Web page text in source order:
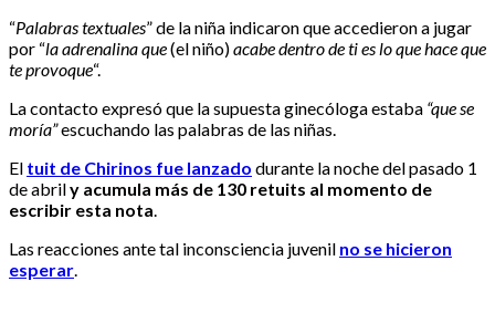
“Palabras textuales” de la niña indicaron que accedieron a jugar
por “la adrenalina que(el niño)acabe dentro de ti es lo que hace que
te provoque“.
La contacto expresó que la supuesta ginecóloga estaba “que se
moría”escuchando las palabras de las niñas.
El tuit de Chirinos fue lanzado durante la noche del pasado 1
de abrily acumula más de 130 retuits al momento de
escribir esta nota.
Las reacciones ante tal inconsciencia juvenil no se hicieron
esperar.